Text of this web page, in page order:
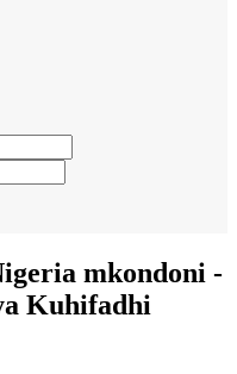
mkondoni -
Kuhifadhi